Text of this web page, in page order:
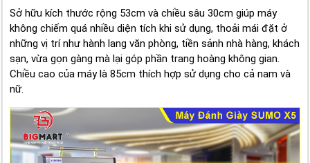
Sở hữu kích thước rộng 53cm và chiều sâu 30cm giúp máy
không chiếm quá nhiều diện tích khi sử dụng, thoải mái đặt ở
những vị trí như hành lang văn phòng, tiền sảnh nhà hàng, khách
sạn, vừa gọn gàng mà lại góp phần trang hoàng không gian.
Chiều cao của máy là 85cm thích hợp sử dụng cho cả nam và
nữ.